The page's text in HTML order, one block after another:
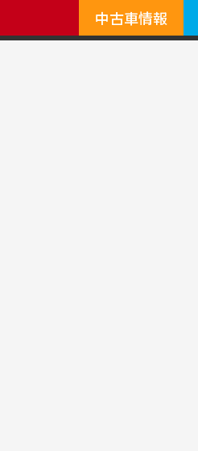
中古車情報